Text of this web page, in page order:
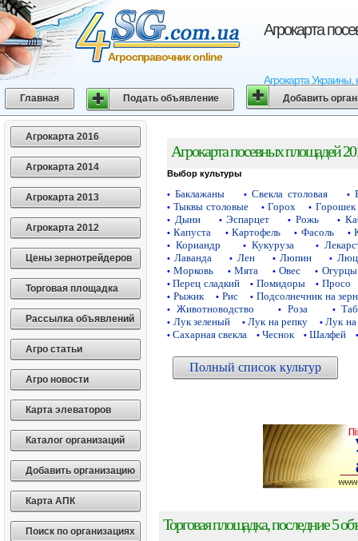
Агрокарта
Агрокарта
Агросправочник online
Главная Подать объявление Добавить
Агрокарта 2016
Агрокарта 2014
Агрокарта 2013
Агрокарта 2012
Цены зернотрейдеров
Торговая площадка
Рассылка объявлений
Агро статьи
Агро новости
Карта элеваторов
Каталог организаций
Добавить организацию
Карта АПК
Поиск по организациях
Агрокарта посевных площадей
Выбор культуры
• Баклажаны • Свекла столовая •
• Тыквы столовые • Горох • Горошек
• Дыни • Эспарцет • Рожь •
• Капуста • Картофель • Фасоль •
• Кориандр • Кукуруза •
• Лаванда • Лен • Люпин •
• Морковь • Мята • Овес • Огурцы
• Перец сладкий • Помидоры • Просо
• Рыжик • Рис • Подсолнечник на
• Животноводство • Роза •
• Лук зеленый • Лук на репку • Лук на
• Сахарная свекла • Чеснок • Шалфей •
Полный список культур
Торговая площадка, последние 5